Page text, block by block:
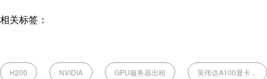
相关标签：
H200 NVIDIA GPU服务器出租 英伟达A100显卡，